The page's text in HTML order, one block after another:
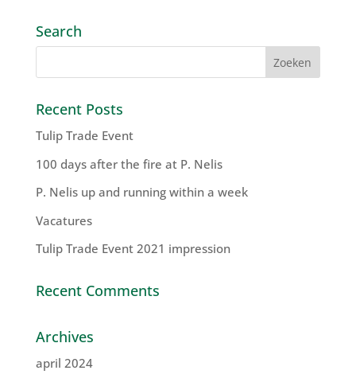
Search
Recent Posts
Tulip Trade Event
100 days after the fire at P. Nelis
P. Nelis up and running within a week
Vacatures
Tulip Trade Event 2021 impression
Recent Comments
Archives
april 2024